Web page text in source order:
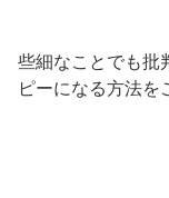
些細なことでも批
ピーになる方法を